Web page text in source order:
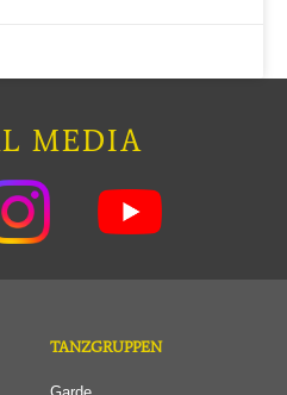
MEDIA
TANZGRUPPEN